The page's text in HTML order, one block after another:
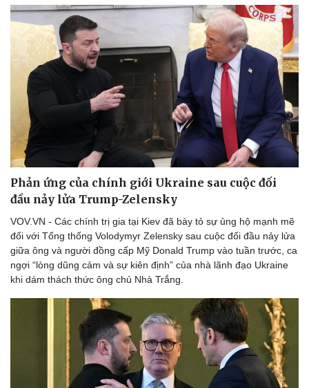
Phản ứng của chính giới Ukraine sau cuộc đối
đầu nảy lửa Trump-Zelensky
VOV.VN - Các chính trị gia tại Kiev đã bày tỏ sự ủng hộ mạnh mẽ
đối với Tổng thống Volodymyr Zelensky sau cuộc đối đầu nảy lửa
giữa ông và người đồng cấp Mỹ Donald Trump vào tuần trước, ca
ngợi “lòng dũng cảm và sự kiên định” của nhà lãnh đạo Ukraine
khi dám thách thức ông chủ Nhà Trắng.